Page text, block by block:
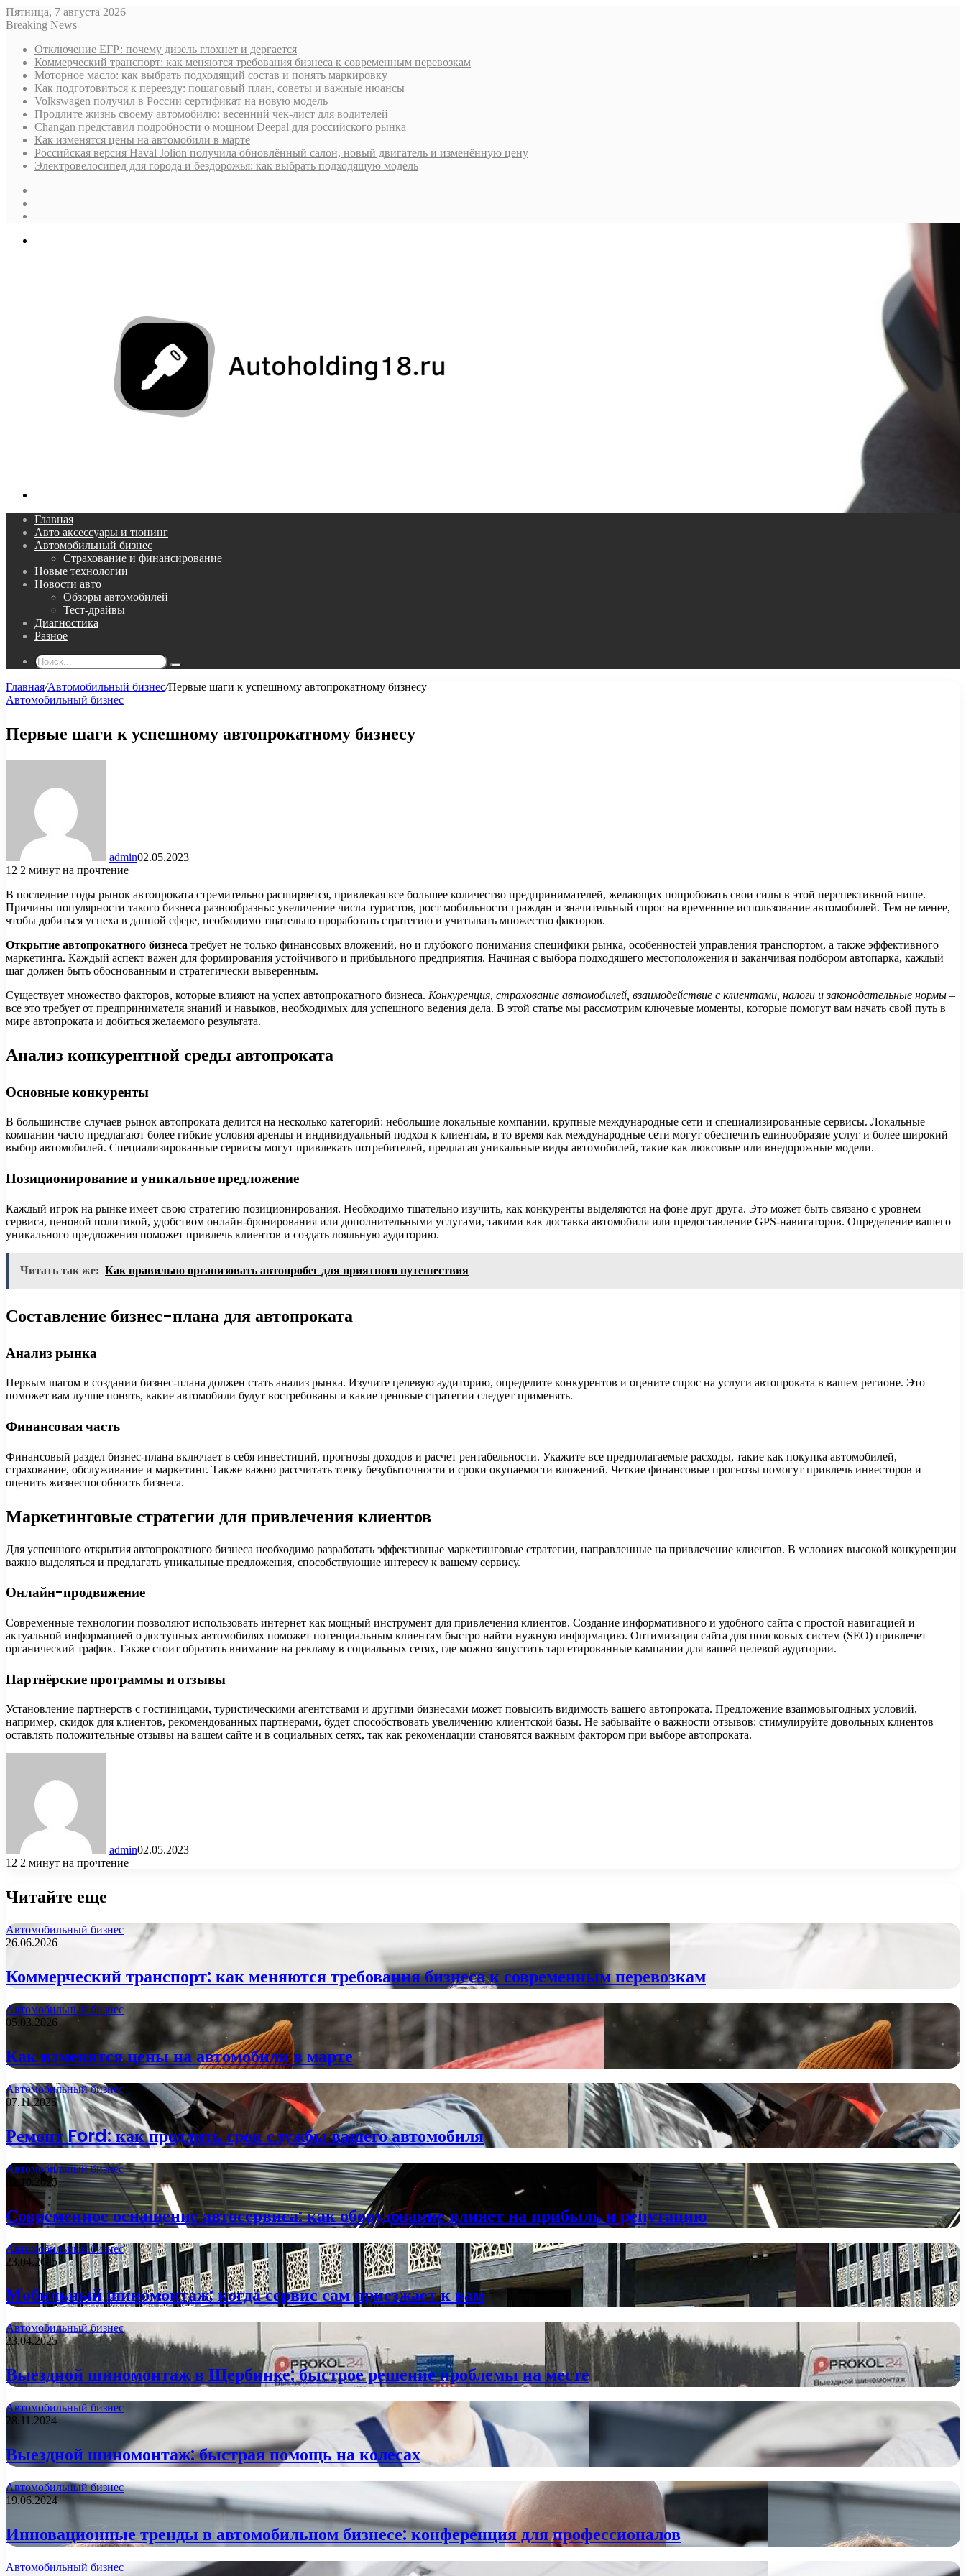
Пятница, 7 августа 2026
Breaking News
Отключение ЕГР: почему дизель глохнет и дергается
Коммерческий транспорт: как меняются требования бизнеса к современным перевозкам
Моторное масло: как выбрать подходящий состав и понять маркировку
Как подготовиться к переезду: пошаговый план, советы и важные нюансы
Volkswagen получил в России сертификат на новую модель
Продлите жизнь своему автомобилю: весенний чек-лист для водителей
Changan представил подробности о мощном Deepal для российского рынка
Как изменятся цены на автомобили в марте
Российская версия Haval Jolion получила обновлённый салон, новый двигатель и изменённую цену
Электровелосипед для города и бездорожья: как выбрать подходящую модель
Главная
Авто аксессуары и тюнинг
Автомобильный бизнес
Страхование и финансирование
Новые технологии
Новости авто
Обзоры автомобилей
Тест-драйвы
Диагностика
Разное
Поиск...
Главная/Автомобильный бизнес/Первые шаги к успешному автопрокатному бизнесу
Автомобильный бизнес
Первые шаги к успешному автопрокатному бизнесу
admin02.05.2023
12 2 минут на прочтение
В последние годы рынок автопроката стремительно расширяется, привлекая все большее количество предпринимателей, желающих попробовать свои силы в этой перспективной нише.
Причины популярности такого бизнеса разнообразны: увеличение числа туристов, рост мобильности граждан и значительный спрос на временное использование автомобилей. Тем не менее,
чтобы добиться успеха в данной сфере, необходимо тщательно проработать стратегию и учитывать множество факторов.
Открытие автопрокатного бизнеса требует не только финансовых вложений, но и глубокого понимания специфики рынка, особенностей управления транспортом, а также эффективного
маркетинга. Каждый аспект важен для формирования устойчивого и прибыльного предприятия. Начиная с выбора подходящего местоположения и заканчивая подбором автопарка, каждый
шаг должен быть обоснованным и стратегически выверенным.
Существует множество факторов, которые влияют на успех автопрокатного бизнеса. Конкуренция, страхование автомобилей, взаимодействие с клиентами, налоги и законодательные нормы –
все это требует от предпринимателя знаний и навыков, необходимых для успешного ведения дела. В этой статье мы рассмотрим ключевые моменты, которые помогут вам начать свой путь в
мире автопроката и добиться желаемого результата.
Анализ конкурентной среды автопроката
Основные конкуренты
В большинстве случаев рынок автопроката делится на несколько категорий: небольшие локальные компании, крупные международные сети и специализированные сервисы. Локальные
компании часто предлагают более гибкие условия аренды и индивидуальный подход к клиентам, в то время как международные сети могут обеспечить единообразие услуг и более широкий
выбор автомобилей. Специализированные сервисы могут привлекать потребителей, предлагая уникальные виды автомобилей, такие как люксовые или внедорожные модели.
Позиционирование и уникальное предложение
Каждый игрок на рынке имеет свою стратегию позиционирования. Необходимо тщательно изучить, как конкуренты выделяются на фоне друг друга. Это может быть связано с уровнем
сервиса, ценовой политикой, удобством онлайн-бронирования или дополнительными услугами, такими как доставка автомобиля или предоставление GPS-навигаторов. Определение вашего
уникального предложения поможет привлечь клиентов и создать лояльную аудиторию.
Читать так же: Как правильно организовать автопробег для приятного путешествия
Составление бизнес-плана для автопроката
Анализ рынка
Первым шагом в создании бизнес-плана должен стать анализ рынка. Изучите целевую аудиторию, определите конкурентов и оцените спрос на услуги автопроката в вашем регионе. Это
поможет вам лучше понять, какие автомобили будут востребованы и какие ценовые стратегии следует применять.
Финансовая часть
Финансовый раздел бизнес-плана включает в себя инвестиций, прогнозы доходов и расчет рентабельности. Укажите все предполагаемые расходы, такие как покупка автомобилей,
страхование, обслуживание и маркетинг. Также важно рассчитать точку безубыточности и сроки окупаемости вложений. Четкие финансовые прогнозы помогут привлечь инвесторов и
оценить жизнеспособность бизнеса.
Маркетинговые стратегии для привлечения клиентов
Для успешного открытия автопрокатного бизнеса необходимо разработать эффективные маркетинговые стратегии, направленные на привлечение клиентов. В условиях высокой конкуренции
важно выделяться и предлагать уникальные предложения, способствующие интересу к вашему сервису.
Онлайн-продвижение
Современные технологии позволяют использовать интернет как мощный инструмент для привлечения клиентов. Создание информативного и удобного сайта с простой навигацией и
актуальной информацией о доступных автомобилях поможет потенциальным клиентам быстро найти нужную информацию. Оптимизация сайта для поисковых систем (SEO) привлечет
органический трафик. Также стоит обратить внимание на рекламу в социальных сетях, где можно запустить таргетированные кампании для вашей целевой аудитории.
Партнёрские программы и отзывы
Установление партнерств с гостиницами, туристическими агентствами и другими бизнесами может повысить видимость вашего автопроката. Предложение взаимовыгодных условий,
например, скидок для клиентов, рекомендованных партнерами, будет способствовать увеличению клиентской базы. Не забывайте о важности отзывов: стимулируйте довольных клиентов
оставлять положительные отзывы на вашем сайте и в социальных сетях, так как рекомендации становятся важным фактором при выборе автопроката.
admin02.05.2023
12 2 минут на прочтение
Читайте еще
Автомобильный бизнес
26.06.2026
Коммерческий транспорт: как меняются требования бизнеса к современным перевозкам
Автомобильный бизнес
05.03.2026
Как изменятся цены на автомобили в марте
Автомобильный бизнес
07.11.2025
Ремонт Ford: как продлить срок службы вашего автомобиля
Автомобильный бизнес
02.10.2025
Современное оснащение автосервиса: как оборудование влияет на прибыль и репутацию
Автомобильный бизнес
23.04.2025
Мобильный шиномонтаж: когда сервис сам приезжает к вам
Автомобильный бизнес
23.04.2025
Выездной шиномонтаж в Щербинке: быстрое решение проблемы на месте
Автомобильный бизнес
28.11.2024
Выездной шиномонтаж: быстрая помощь на колесах
Автомобильный бизнес
19.06.2024
Инновационные тренды в автомобильном бизнесе: конференция для профессионалов
Автомобильный бизнес